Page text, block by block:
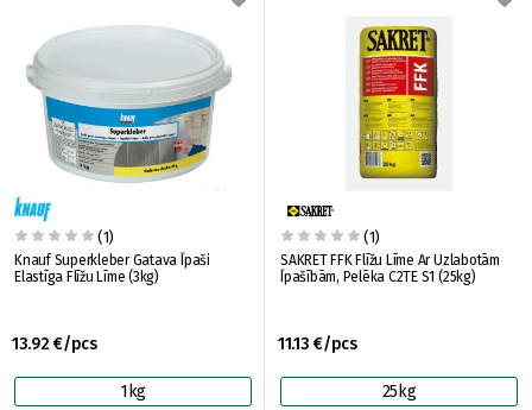
(1)
Knauf Superkleber Gatava Īpaši
Elastīga Flīžu Līme (3kg)
13.92 €/pcs
1kg
(1)
SAKRET FFK Flīžu Līme Ar Uzlabotām
Īpašībām, Pelēka C2TE S1 (25kg)
11.13 €/pcs
25kg